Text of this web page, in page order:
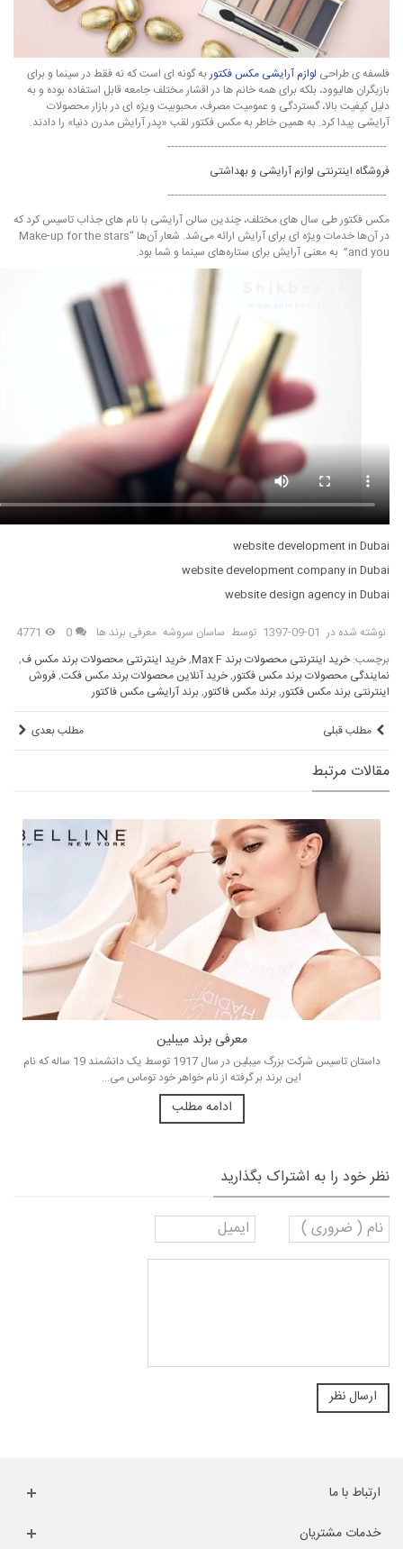
فلسفه ی طراحی لوازم آرایشی مکس فکتوربه گونه ای است که نه فقط در سینما و برای
بازیگران هالیوود، بلکه برای همه خانم ‌ها در اقشار مختلف جامعه قابل استفاده بوده و به
دلیل کیفیت بالا، گستردگی و عمومیت مصرف، محبوبیت ویژه ای در بازار محصولات
آرایشی پیدا کرد. به همین خاطر به مکس فکتور لقب «پدر آرایش مدرن دنیا» را دادند.
-------------------------------------------------------------
فروشگاه اینترنتی لوازم آرایشی و بهداشتی
-------------------------------------------------------------
مکس فکتور طی سال های مختلف، چندین سالن آرایشی با نام‌ های جذاب تاسیس کرد که
در آ‌ن‌ها خدمات ویژه ‌ای برای آرایش ارائه می‌شد. شعار آن‌ها “Make-up for the stars
and you” به معنی آرایش برای ستاره‌های سینما و شما بود.
website development in Dubai
website development company in Dubai
website design agency in Dubai
نوشته شده در 1397-09-01 توسط ساسان سروشه معرفی برند ها 0
4771
برچسب: خرید اینترنتی محصولات برند Max F ,خرید اینترنتی محصولات برند مکس ف,
نمایندگی محصولات برند مکس فکتور,خرید آنلاین محصولات برند مکس فکت,فروش
اینترنتی برند مکس فکتور,برند مکس فاکتور,برند آرایشی مکس فاکتور
مطلب قبلی مطلب بعدی
مقالات مرتبط
معرفی برند میبلین
داستان تاسیس شرکت بزرگ میبلین در سال 1917 توسط یک دانشمند 19 ساله که نام
این برند بر گرفته از نام خواهر خود توماس می...
ادامه مطلب
نظر خود را به اشتراک بگذارید
ارتباط با ما
خدمات مشتریان